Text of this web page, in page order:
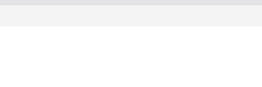
akan Kembangkan Sendiri
Ekonomi Kerakyatan,